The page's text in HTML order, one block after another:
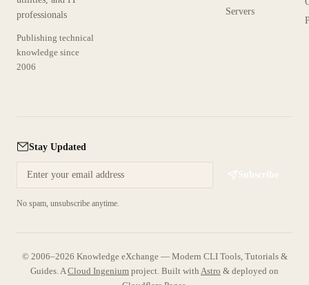
professionals
Publishing technical
knowledge since
2006
Servers
Stay Updated
Subscribe
No spam, unsubscribe anytime.
© 2006–2026 Knowledge eXchange — Modern CLI Tools, Tutorials &
Guides. ACloud Ingenium project. Built with Astro & deployed on